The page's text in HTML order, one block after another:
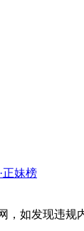
正妹榜
，如发现违